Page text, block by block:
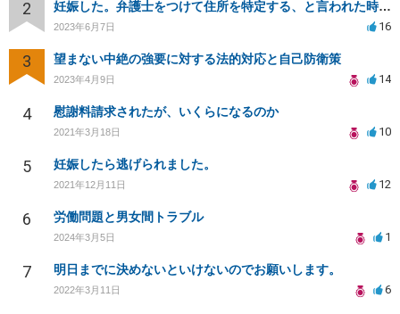
2 妊娠した。弁護士をつけて住所を特定する、と言われた時の対応について
2023年6月7日 16
3 望まない中絶の強要に対する法的対応と自己防衛策
2023年4月9日 14
4 慰謝料請求されたが、いくらになるのか
2021年3月18日 10
5 妊娠したら逃げられました。
2021年12月11日 12
6 労働問題と男女間トラブル
2024年3月5日 1
7 明日までに決めないといけないのでお願いします。
2022年3月11日 6